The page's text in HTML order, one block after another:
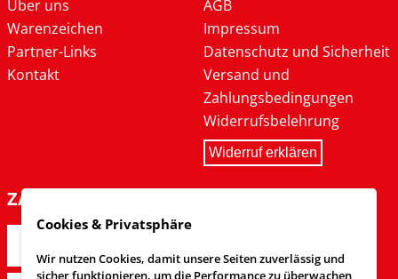
Über uns
Warenzeichen
Partner-Links
Kontakt
AGB
Impressum
Datenschutz und Sicherheit
Versand und
Zahlungsbedingungen
Widerrufsbelehrung
Widerruf erklären
ZAHLARTEN
Cookies & Privatsphäre
Wir nutzen Cookies, damit unsere Seiten zuverlässig und
sicher funktionieren, um die Performance zu überwachen